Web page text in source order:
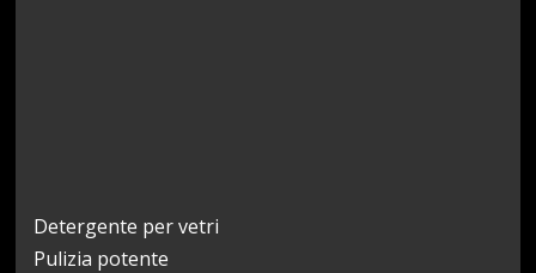
Detergente per vetri
Pulizia potente